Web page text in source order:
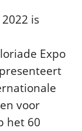
is
Expo
voor
het 60